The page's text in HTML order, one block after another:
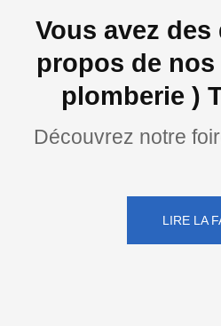
Vous avez
propos de
plomberie )
Découvrez notre
LIRE LA